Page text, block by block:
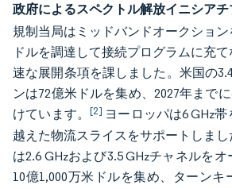
政府によるスペクトル解放イニシアチ
規制当局はミッドバンドオークショ
ドルを調達して接続プログラムに充
速な展開条項を課しました。米国の
ンは72億米ドルを集め、2027年まで
けています。 [2] ヨーロッパは6 GHz
越えた物流スライスをサポートしま
は2.6 GHzおよび3.5 GHzチャネルをオ
10億1,000万米ドルを集め、ターンキ